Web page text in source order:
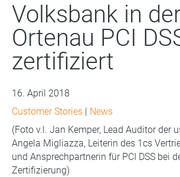
Volksbank in
Ortenau PCI
zertifiziert
16. April 2018
Customer Stories
News
(Foto v.l. Jan Kemper, Lead Auditor der
Angela Migliazza, Leiterin des 1cs
und Ansprechpartnerin für PCI DSS bei
Zertifizierung)